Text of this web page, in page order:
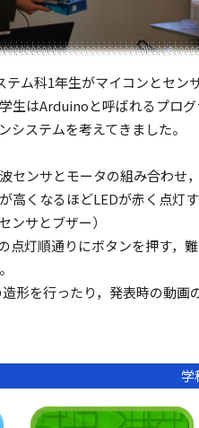
テム科1年生がマイコンとセ
生はArduinoと呼ばれるプロ
システムを考えてきました。
センサとモータの組み合わせ
高くなるほどLEDが赤く点灯す
サとブザー）
通りにボタンを押す，難
形を行ったり，発表時の動
学